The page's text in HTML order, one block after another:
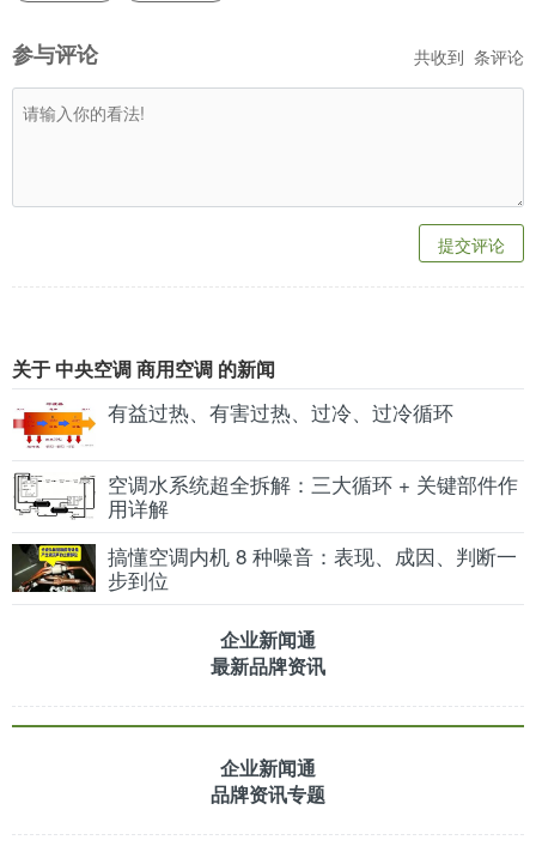
参与评论 共收到 条评论
提交评论
关于 中央空调 商用空调 的新闻
有益过热、有害过热、过冷、过冷循环
空调水系统超全拆解：三大循环 + 关键部件作
用详解
搞懂空调内机 8 种噪音：表现、成因、判断一
步到位
企业新闻通
最新品牌资讯
企业新闻通
品牌资讯专题